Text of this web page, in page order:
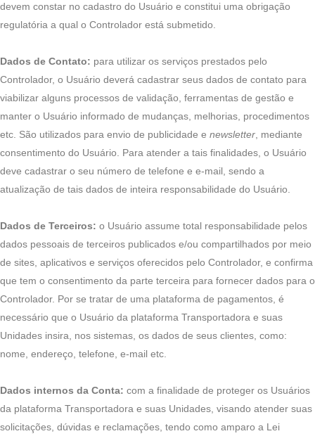
devem constar no cadastro do Usuário e constitui uma obrigação
regulatória a qual o Controlador está submetido.
Dados de Contato: para utilizar os serviços prestados pelo
Controlador, o Usuário deverá cadastrar seus dados de contato para
viabilizar alguns processos de validação, ferramentas de gestão e
manter o Usuário informado de mudanças, melhorias, procedimentos
etc. São utilizados para envio de publicidade e newsletter , mediante
consentimento do Usuário. Para atender a tais finalidades, o Usuário
deve cadastrar o seu número de telefone e e-mail, sendo a
atualização de tais dados de inteira responsabilidade do Usuário.
Dados de Terceiros: o Usuário assume total responsabilidade pelos
dados pessoais de terceiros publicados e/ou compartilhados por meio
de sites, aplicativos e serviços oferecidos pelo Controlador, e confirma
que tem o consentimento da parte terceira para fornecer dados para o
Controlador. Por se tratar de uma plataforma de pagamentos, é
necessário que o Usuário da plataforma Transportadora e suas
Unidades insira, nos sistemas, os dados de seus clientes, como:
nome, endereço, telefone, e-mail etc.
Dados internos da Conta: com a finalidade de proteger os Usuários
da plataforma Transportadora e suas Unidades, visando atender suas
solicitações, dúvidas e reclamações, tendo como amparo a Lei